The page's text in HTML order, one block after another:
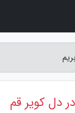
دل کویر قم